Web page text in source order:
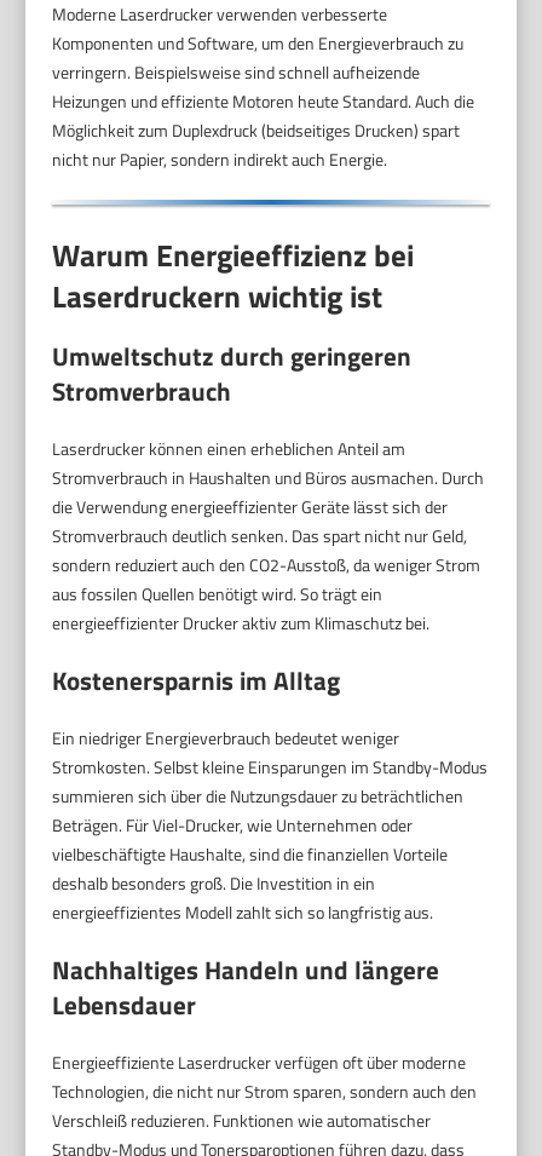
Moderne Laserdrucker verwenden verbesserte
Komponenten und Software, um den Energieverbrauch zu
verringern. Beispielsweise sind schnell aufheizende
Heizungen und effiziente Motoren heute Standard. Auch die
Möglichkeit zum Duplexdruck (beidseitiges Drucken) spart
nicht nur Papier, sondern indirekt auch Energie.
Warum Energieeffizienz bei
Laserdruckern wichtig ist
Umweltschutz durch geringeren
Stromverbrauch
Laserdrucker können einen erheblichen Anteil am
Stromverbrauch in Haushalten und Büros ausmachen. Durch
die Verwendung energieeffizienter Geräte lässt sich der
Stromverbrauch deutlich senken. Das spart nicht nur Geld,
sondern reduziert auch den CO2-Ausstoß, da weniger Strom
aus fossilen Quellen benötigt wird. So trägt ein
energieeffizienter Drucker aktiv zum Klimaschutz bei.
Kostenersparnis im Alltag
Ein niedriger Energieverbrauch bedeutet weniger
Stromkosten. Selbst kleine Einsparungen im Standby-Modus
summieren sich über die Nutzungsdauer zu beträchtlichen
Beträgen. Für Viel-Drucker, wie Unternehmen oder
vielbeschäftigte Haushalte, sind die finanziellen Vorteile
deshalb besonders groß. Die Investition in ein
energieeffizientes Modell zahlt sich so langfristig aus.
Nachhaltiges Handeln und längere
Lebensdauer
Energieeffiziente Laserdrucker verfügen oft über moderne
Technologien, die nicht nur Strom sparen, sondern auch den
Verschleiß reduzieren. Funktionen wie automatischer
Standby-Modus und Tonersparoptionen führen dazu, dass